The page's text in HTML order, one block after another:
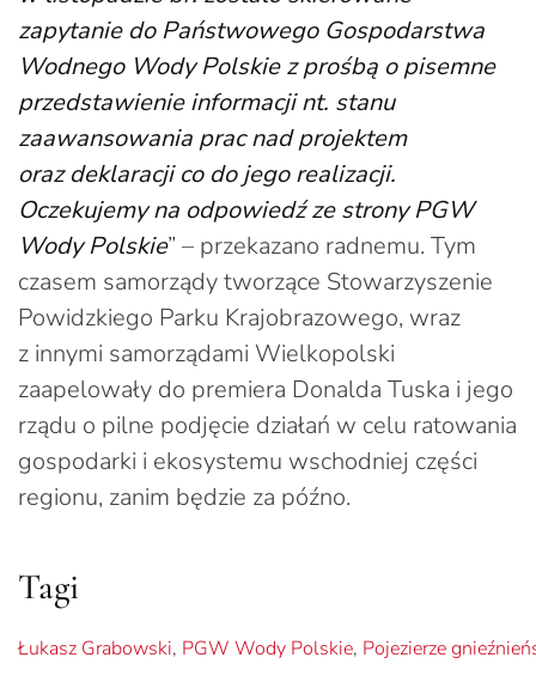
zapytanie do Państwowego Gospodarstwa
Wodnego Wody Polskie z prośbą o pisemne
przedstawienie informacji nt. stanu
zaawansowania prac nad projektem
oraz deklaracji co do jego realizacji.
Oczekujemy na odpowiedź ze strony PGW
Wody Polskie” – przekazano radnemu. Tym
czasem samorządy tworzące Stowarzyszenie
Powidzkiego Parku Krajobrazowego, wraz
z innymi samorządami Wielkopolski
zaapelowały do premiera Donalda Tuska i jego
rządu o pilne podjęcie działań w celu ratowania
gospodarki i ekosystemu wschodniej części
regionu, zanim będzie za późno.
Tagi
Łukasz Grabowski, PGW Wody Polskie, Pojezierze